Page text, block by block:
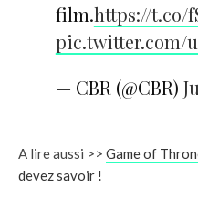
film.https://t.co/
pic.twitter.com/
— CBR (@CBR)
A lire aussi >> Game of
devez savoir !